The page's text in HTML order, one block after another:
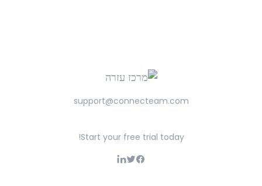
support@connecteam.com
Start your free trial today!